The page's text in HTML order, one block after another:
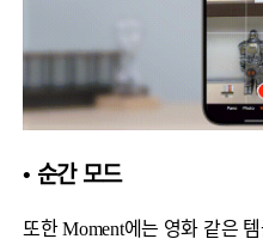
• 순간 모드
또한 Moment에는 영화 같은